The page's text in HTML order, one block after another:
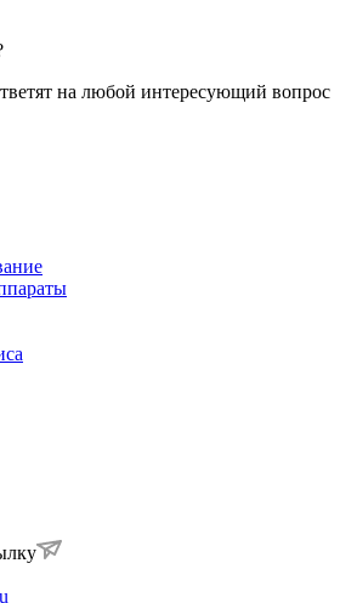
на любой интересующий вопрос